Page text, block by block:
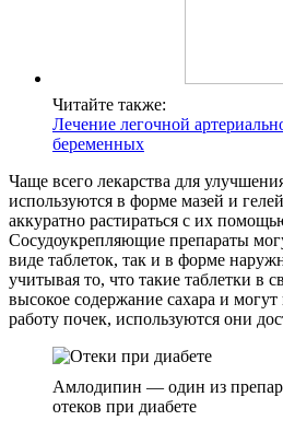
Читайте также:
Лечение легочной
беременных
Чаще всего лекарства для
используются в форме мазей и
аккуратно растираться с их
Сосудоукрепляющие препараты
виде таблеток, так и в форме
учитывая то, что такие таблетки в
высокое содержание сахара и могут
работу почек, используются они
Амлодипин — один из
отеков при диабете